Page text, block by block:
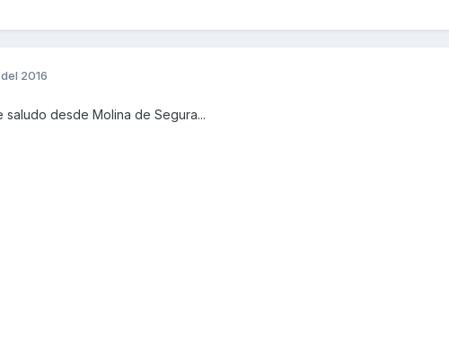
2016
desde Molina de Segura...